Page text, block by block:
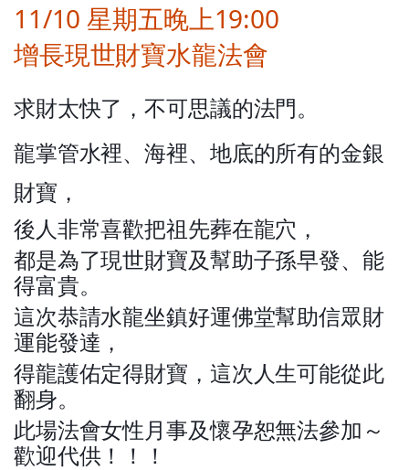
11/10 星期五晚上19:00
增長現世財寶水龍法會
求財太快了，不可思議的法門。
龍掌管水裡、海裡、地底的所有的金銀
財寶，
後人非常喜歡把祖先葬在龍穴，
都是為了現世財寶及幫助子孫早發、能
得富貴。
這次恭請水龍坐鎮好運佛堂幫助信眾財
運能發達，
得龍護佑定得財寶，這次人生可能從此
翻身。
此場法會女性月事及懷孕恕無法參加～
歡迎代供！！！